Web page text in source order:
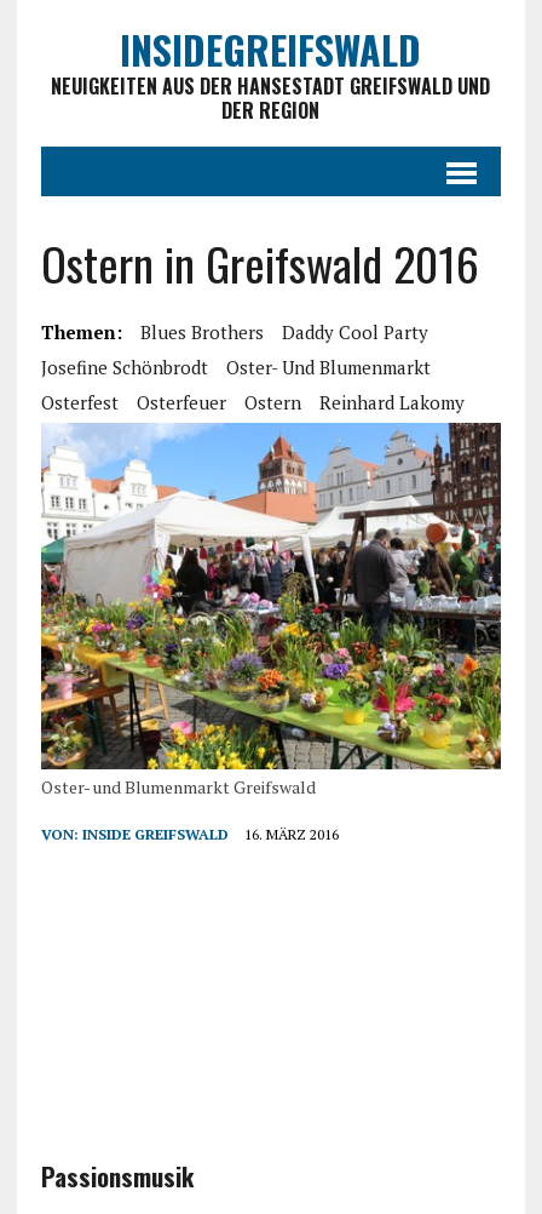
INSIDEGREIFSWALD
NEUIGKEITEN AUS DER HANSESTADT GREIFSWALD UND
DER REGION
Ostern in Greifswald 2016
Themen: Blues Brothers
Daddy Cool Party
Josefine Schönbrodt
Oster- Und Blumenmarkt
Osterfest
Osterfeuer Ostern Reinhard Lakomy
Oster- und Blumenmarkt Greifswald
VON: INSIDE GREIFSWALD 16. MÄRZ 2016
Passionsmusik